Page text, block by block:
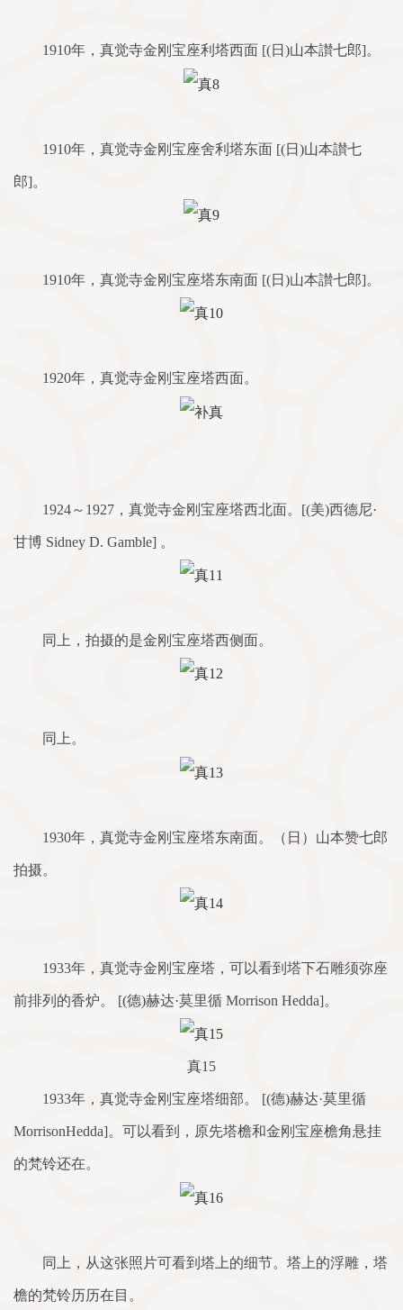
1910年，真觉寺金刚宝座利塔西面 [(日)山本讃七郎]。
1910年，真觉寺金刚宝座舍利塔东面 [(日)山本讃七
郎]。
1910年，真觉寺金刚宝座塔东南面 [(日)山本讃七郎]。
1920年，真觉寺金刚宝座塔西面。
1924～1927，真觉寺金刚宝座塔西北面。[(美)西德尼·
甘博 Sidney D. Gamble] 。
同上，拍摄的是金刚宝座塔西侧面。
同上。
1930年，真觉寺金刚宝座塔东南面。（日）山本赞七郎
拍摄。
1933年，真觉寺金刚宝座塔，可以看到塔下石雕须弥座
前排列的香炉。 [(德)赫达·莫里循 Morrison Hedda]。
真15
1933年，真觉寺金刚宝座塔细部。 [(德)赫达·莫里循
MorrisonHedda]。可以看到，原先塔檐和金刚宝座檐角悬挂
的梵铃还在。
同上，从这张照片可看到塔上的细节。塔上的浮雕，塔
檐的梵铃历历在目。